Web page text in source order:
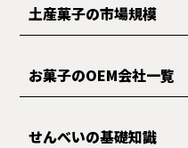
土産菓子の市場規模
お菓子のOEM会社一覧
せんべいの基礎知識